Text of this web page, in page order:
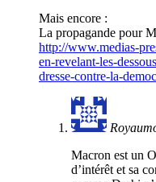
Mais encore :
La propagande pour
http://www.medias-
en-revelant-les-
dresse-contre-la-
Macron est un
d’intérêt et sa